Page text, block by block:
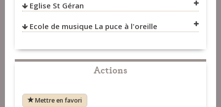
VOIR SUR LA CARTE
Eglise St Géran
VOIR SUR LA CARTE
Ecole de musique La puce à l'oreille
VOIR SUR LA CARTE
Actions
Mettre en favori